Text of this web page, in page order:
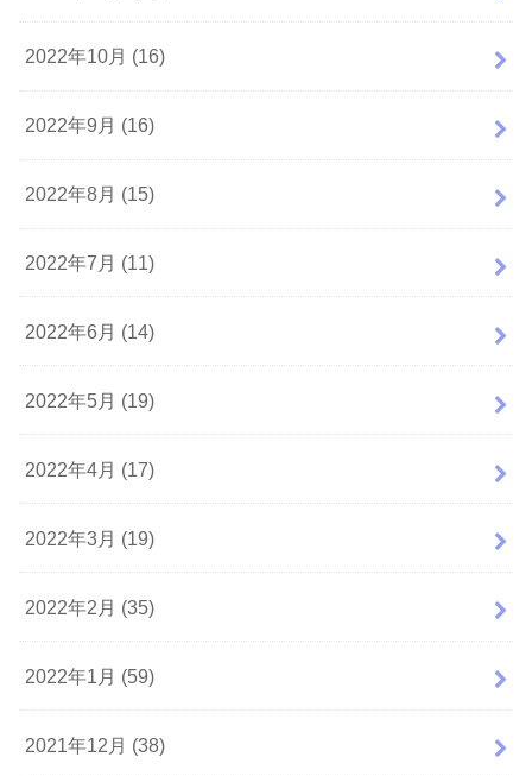
2022年10月 (16)
2022年9月 (16)
2022年8月 (15)
2022年7月 (11)
2022年6月 (14)
2022年5月 (19)
2022年4月 (17)
2022年3月 (19)
2022年2月 (35)
2022年1月 (59)
2021年12月 (38)